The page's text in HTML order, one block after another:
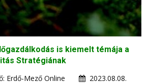
is kiemelt témája a
Stratégiának
Erdő-Mező Online
2023.08.08.